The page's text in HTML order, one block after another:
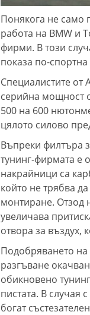
Понякога не само
работа на BMW и
фирми. В този
показа по-
Специалистите от
серийна мощност
500 на 600
цялото силово
Въпреки филтъра
тунинг-фирмата е
накрайници са
който не трябва
монтиране. Отзод
увеличава
отвора за въздух,
Подобряването
разгъване
обикновено
пистата. В случая
богат